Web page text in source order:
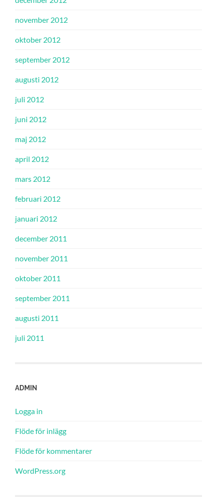
november 2012
oktober 2012
september 2012
augusti 2012
juli 2012
juni 2012
maj 2012
april 2012
mars 2012
februari 2012
januari 2012
december 2011
november 2011
oktober 2011
september 2011
augusti 2011
juli 2011
ADMIN
Logga in
Flöde för inlägg
Flöde för kommentarer
WordPress.org